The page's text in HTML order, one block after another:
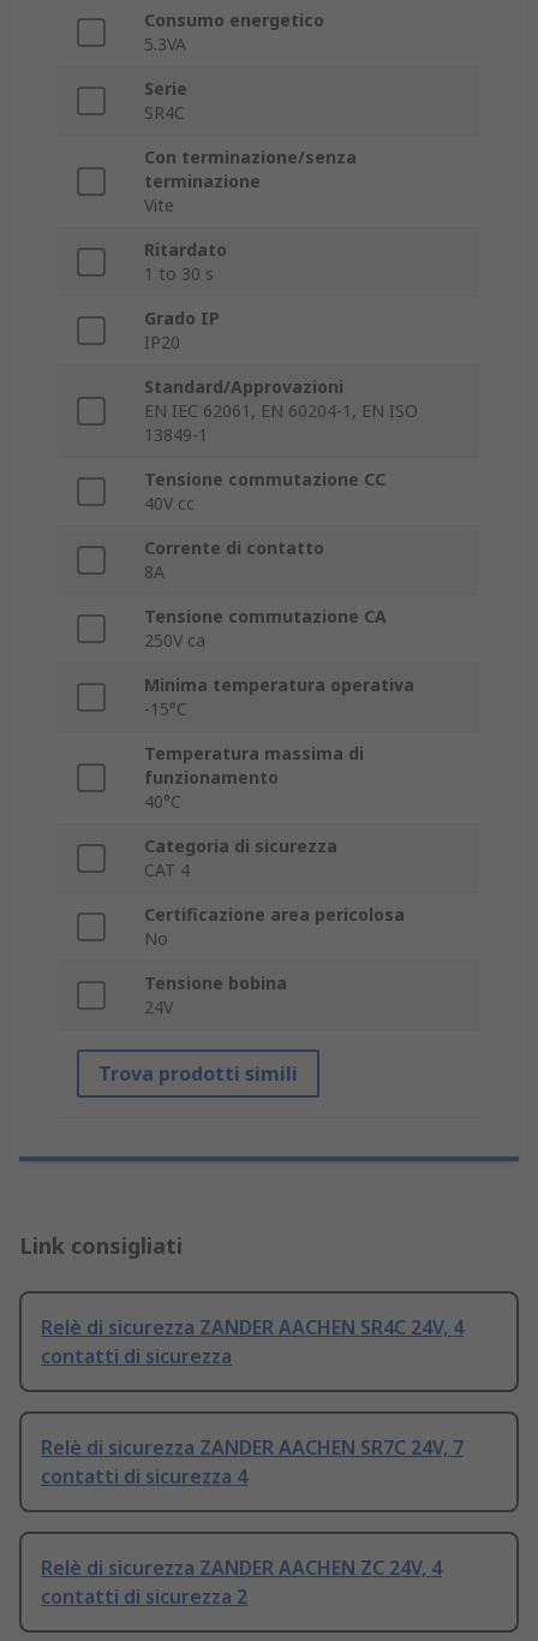
Consumo energetico
5.3VA
Serie
SR4C
Con terminazione/senza
terminazione
Vite
Ritardato
1 to 30 s
Grado IP
IP20
Standard/Approvazioni
EN IEC 62061, EN 60204-1, EN ISO
13849-1
Tensione commutazione CC
40V cc
Corrente di contatto
8A
Tensione commutazione CA
250V ca
Minima temperatura operativa
-15°C
Temperatura massima di
funzionamento
40°C
Categoria di sicurezza
CAT 4
Certificazione area pericolosa
No
Tensione bobina
24V
Trova prodotti simili
Link consigliati
Relè di sicurezza ZANDER AACHEN SR4C 24V, 4
contatti di sicurezza
Relè di sicurezza ZANDER AACHEN SR7C 24V, 7
contatti di sicurezza 4
Relè di sicurezza ZANDER AACHEN ZC 24V, 4
contatti di sicurezza 2